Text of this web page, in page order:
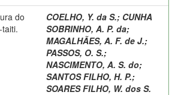
do
taiti.
COELHO, Y. da S.; CUNHA
SOBRINHO, A. P. da;
MAGALHÃES, A. F. de J.;
PASSOS, O. S.;
NASCIMENTO, A. S. do;
SANTOS FILHO, H. P.;
SOARES FILHO, W. dos S.